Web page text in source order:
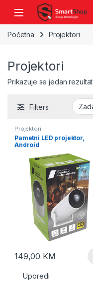
Skip to navigation
Skip to content
Početna Projektori
Projektori
Prikazuje se jedan rezultat
Filters
Projektori
Pametni LED projektor,
Android
149,00 KM
Uporedi